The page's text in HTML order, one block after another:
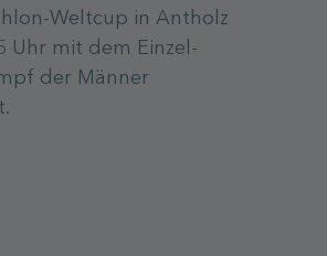
Weltcup in Antholz
Uhr mit dem Einzel-
der Männer